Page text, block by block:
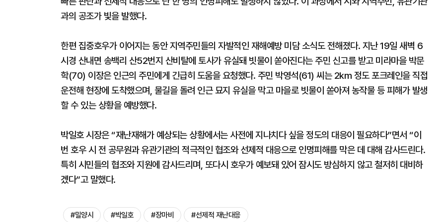
과의 공조가 빛을 발했다.
한편 집중호우가 이어지는 동안 지역주민들의 자발적인 재해예방 미담 소식도 전해졌다. 지난 19일 새벽 6
시경 산내면 송백리 산52번지 산비탈에 토사가 유실돼 빗물이 쏟아진다는 주민 신고를 받고 미라마을 박문
학(70) 이장은 인근의 주민에게 긴급히 도움을 요청했다. 주민 박영석(61) 씨는 2km 정도 포크레인을 직접
운전해 현장에 도착했으며, 물길을 돌려 인근 묘지 유실을 막고 마을로 빗물이 쏟아져 농작물 등 피해가 발생
할 수 있는 상황을 예방했다.
박일호 시장은 “재난재해가 예상되는 상황에서는 사전에 지나치다 싶을 정도의 대응이 필요하다”면서 “이
번 호우 시 전 공무원과 유관기관의 적극적인 협조와 선제적 대응으로 인명피해를 막은 데 대해 감사드린다.
특히 시민들의 협조와 지원에 감사드리며, 또다시 호우가 예보돼 있어 잠시도 방심하지 않고 철저히 대비하
겠다”고 말했다.
#밀양시 #박일호 #장마비 #선제적 재난대응